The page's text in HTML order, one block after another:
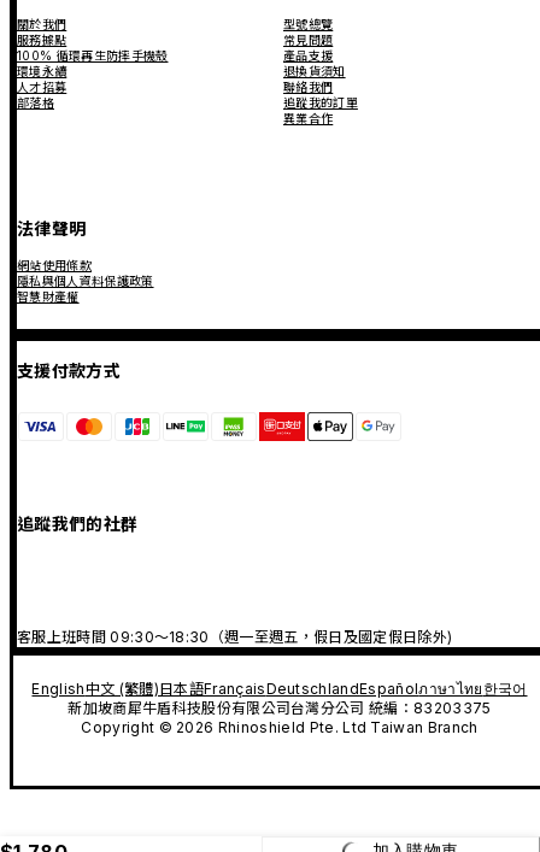
關於我們
服務據點
100% 循環再生防摔手機殼
環境永續
人才招募
部落格
型號總覽
常見問題
產品支援
退換貨須知
聯絡我們
追蹤我的訂單
異業合作
法律聲明
網站使用條款
隱私與個人資料保護政策
智慧財產權
支援付款方式
追蹤我們的社群
客服上班時間 09:30～18:30（週一至週五，假日及國定假日除外)
English中文 (繁體)日本語FrançaisDeutschlandEspañolภาษาไทย 한국어
新加坡商犀牛盾科技股份有限公司台灣分公司 統編：83203375
Copyright © 2026 Rhinoshield Pte. Ltd Taiwan Branch